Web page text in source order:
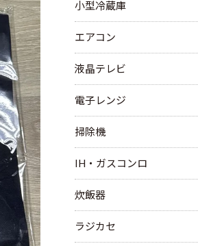
小型冷蔵庫
エアコン
液晶テレビ
電子レンジ
掃除機
IH・ガスコンロ
炊飯器
ラジカセ